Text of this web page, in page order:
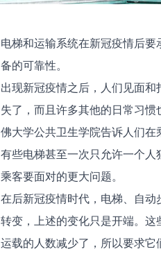
电梯和运输系统在新冠疫情后
备的可靠性。
出现新冠疫情之后，人们见面
失了，而且许多其他的日常习
佛大学公共卫生学院告诉人们
有些电梯甚至一次只允许一个
乘客要面对的更大问题。
在后新冠疫情时代，电梯、自
转变，上述的变化只是开端。
运载的人数减少了，所以要求